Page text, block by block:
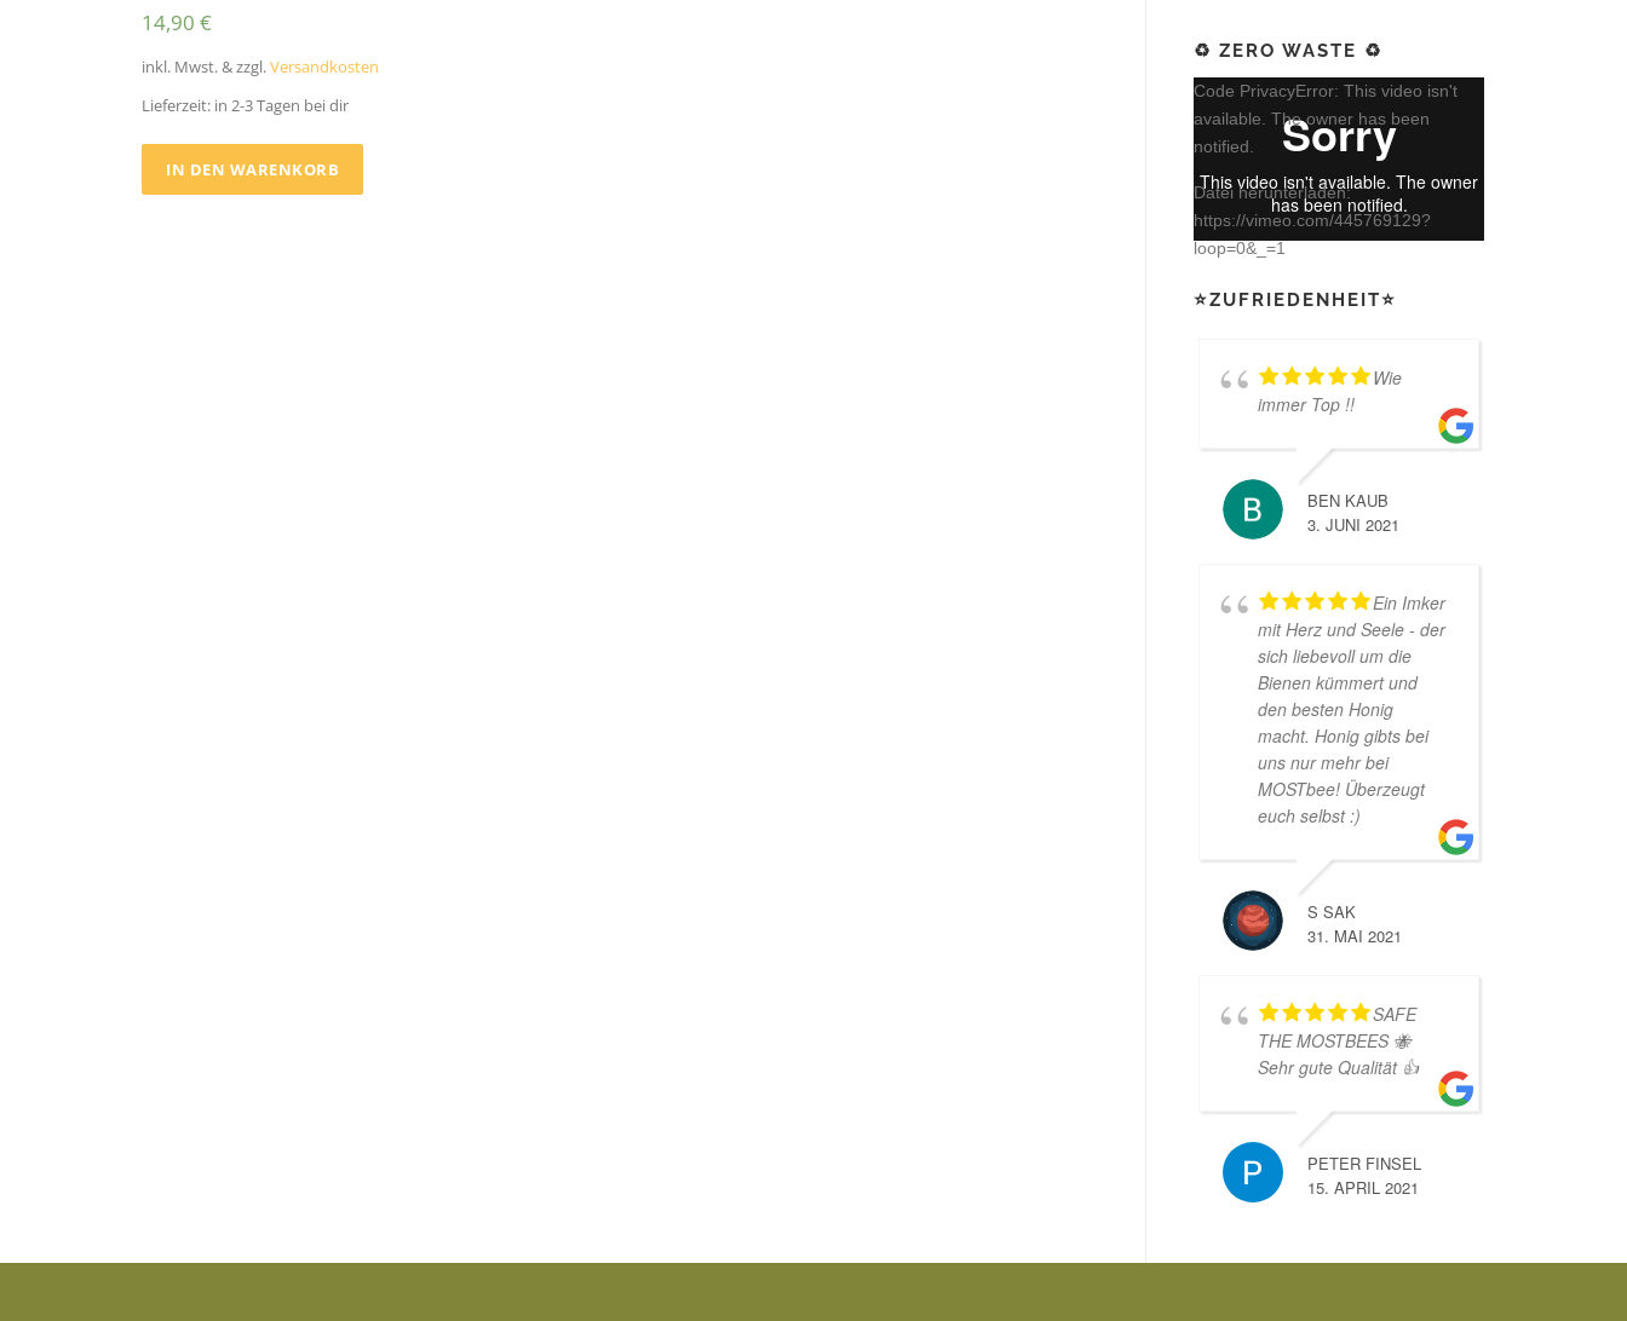
14,90 €
inkl. Mwst. & zzgl.Versandkosten
Lieferzeit: in 2-3 Tagen bei dir
IN DEN WARENKORB
♻️ ZERO WASTE ♻️
Video-
Player
Code PrivacyError: This video isn't
available. The owner has been
notified.
Datei herunterladen:
https://vimeo.com/445769129?
loop=0&_=1
⭐ZUFRIEDENHEIT⭐
Wie
immer Top !!
BEN KAUB
3. JUNI 2021
Ein Imker
mit Herz und Seele - der
sich liebevoll um die
Bienen kümmert und
den besten Honig
macht. Honig gibts bei
uns nur mehr bei
MOSTbee! Überzeugt
euch selbst :)
S SAK
31. MAI 2021
SAFE
THE MOSTBEES 🐝
Sehr gute Qualität 👍
PETER FINSEL
15. APRIL 2021